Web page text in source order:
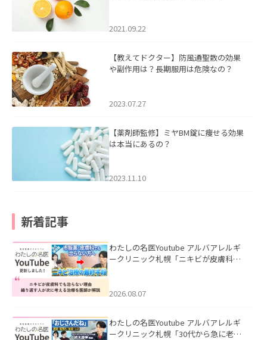
2021.09.22
【教えてドクター】防風通聖散の効果
や副作用は？長期服用は危険なの？
2023.07.27
【薬剤師監修】ミヤBM錠に痩せる効果
は本当にあるの？
2023.11.10
新着記事
わたしの名医Youtube アルバアレルギ
ークリニック札幌「ニキビが皮膚科で
ました。
2026.08.07
わたしの名医Youtube アルバアレルギ
ークリニック札幌「30代から急に老け